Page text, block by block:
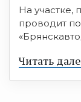
На участке,
проводит
Читать